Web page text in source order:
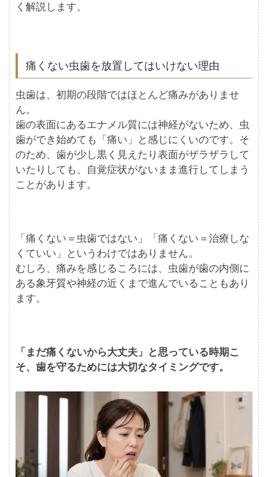
く解説します。
痛くない虫歯を放置してはいけない理由
虫歯は、初期の段階ではほとんど痛みがありませ
ん。
歯の表面にあるエナメル質には神経がないため、虫
歯ができ始めても「痛い」と感じにくいのです。そ
のため、歯が少し黒く見えたり表面がザラザラして
いたりしても、自覚症状がないまま進行してしまう
ことがあります。
「痛くない＝虫歯ではない」「痛くない＝治療しな
くていい」というわけではありません。
むしろ、痛みを感じるころには、虫歯が歯の内側に
ある象牙質や神経の近くまで進んでいることもあり
ます。
「まだ痛くないから大丈夫」と思っている時期こ
そ、歯を守るためには大切なタイミングです。